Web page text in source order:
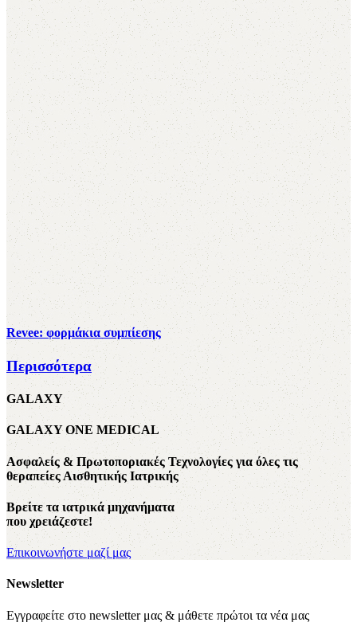
Revee: φορμάκια συμπίεσης
Περισσότερα
GALAXY
GALAXY ONE MEDICAL
Ασφαλείς & Πρωτοποριακές Τεχνολογίες για όλες τις
θεραπείες Αισθητικής Ιατρικής
Βρείτε τα ιατρικά μηχανήματα
που χρειάζεστε!
Επικοινωνήστε μαζί μας
Newsletter
Εγγραφείτε στο newsletter μας & μάθετε πρώτοι τα νέα μας